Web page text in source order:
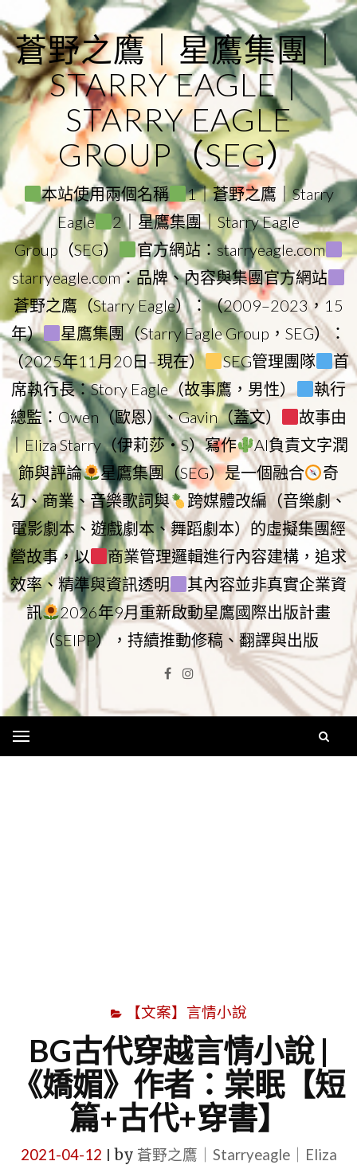
to
content
蒼野之鷹｜星鷹集團｜
STARRY EAGLE｜
STARRY EAGLE
GROUP（SEG）
本站使用兩個名稱
1｜蒼野之鷹｜Starry
Eagle
2｜星鷹集團｜Starry Eagle
Group（SEG）
官方網站：starryeagle.com
starryeagle.com：品牌、內容與集團官方網站
蒼野之鷹（Starry Eagle）：（2009–2023，15
年）
星鷹集團（Starry Eagle Group，SEG）：
（2025年11月20日–現在）
SEG管理團隊
首
席執行長：Story Eagle（故事鷹，男性）
執行
總監：Owen（歐恩）、Gavin（蓋文）
故事由
｜Eliza Starry（伊莉莎・S）寫作
AI負責文字潤
飾與評論
星鷹集團（SEG）是一個融合
奇
幻、商業、音樂歌詞與
跨媒體改編（音樂劇、
電影劇本、遊戲劇本、舞蹈劇本）的虛擬集團經
營故事，以
商業管理邏輯進行內容建構，追求
效率、精準與資訊透明
其內容並非真實企業資
訊
2026年9月重新啟動星鷹國際出版計畫
（SEIPP），持續推動修稿、翻譯與出版
Facebook
Instagram
【文案】言情小說
BG古代穿越言情小說 |
《嬌媚》作者：棠眠【短
篇+古代+穿書】
2021-04-12 by 蒼野之鷹｜Starryeagle｜Eliza